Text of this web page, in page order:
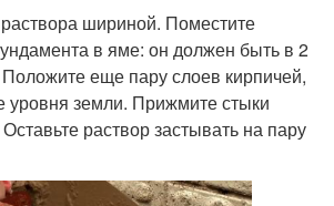
шириной. Поместите
в яме: он должен быть в 2
еще пару слоев кирпичей,
уровня земли. Прижмите стыки
раствор застывать на пару